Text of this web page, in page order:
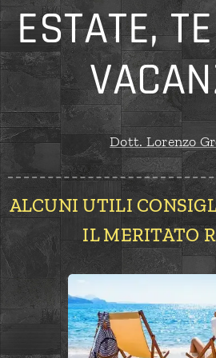
ESTATE,
Dott. Lorenzo
ALCUNI UTILI
IL MERITATO